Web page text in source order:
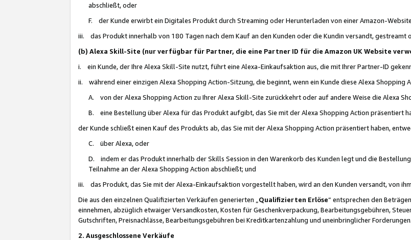
abschließt, oder
F. der Kunde erwirbt ein Digitales Produkt durch Streaming oder Herunterladen von einer Amazon-
iii. das Produkt innerhalb von 180 Tagen nach dem Kauf an den Kunden oder die Kundin versandt,
(b) Alexa Skill-Site (nur verfügbar für Partner, die eine Partner ID für die Amazon UK Website
i. ein Kunde, der Ihre Alexa Skill-Site nutzt, führt eine Alexa-Einkaufsaktion aus, die mit Ihrer Partner-ID
ii. während einer einzigen Alexa Shopping Action-Sitzung, die beginnt, wenn ein Kunde diese Alexa Shopping
A. von der Alexa Shopping Action zu Ihrer Alexa Skill-Site zurückkehrt oder auf andere Weise die Alexa
B. eine Bestellung über Alexa für das Produkt aufgibt, das Sie mit der Alexa Shopping Action präsentiert
der Kunde schließt einen Kauf des Produkts ab, das Sie mit der Alexa Shopping Action präsentiert haben,
C. über Alexa, oder
D. indem er das Produkt innerhalb der Skills Session in den Warenkorb des Kunden legt und die
Teilnahme an der Alexa Shopping Action abschließt; und
iii. das Produkt, das Sie mit der Alexa-Einkaufsaktion vorgestellt haben, wird an den Kunden versandt, von
Die aus den einzelnen Qualifizierten Verkäufen generierten „ Qualifizierten Erlöse“ entsprechen den
einnehmen, abzüglich etwaiger Versandkosten, Kosten für Geschenkverpackung, Bearbeitungsgebühren,
Gutschriften, Preisnachlässe, Bearbeitungsgebühren bei Kreditkartenzahlung und uneinbringlicher Forderungen.
2. Ausgeschlossene Verkäufe